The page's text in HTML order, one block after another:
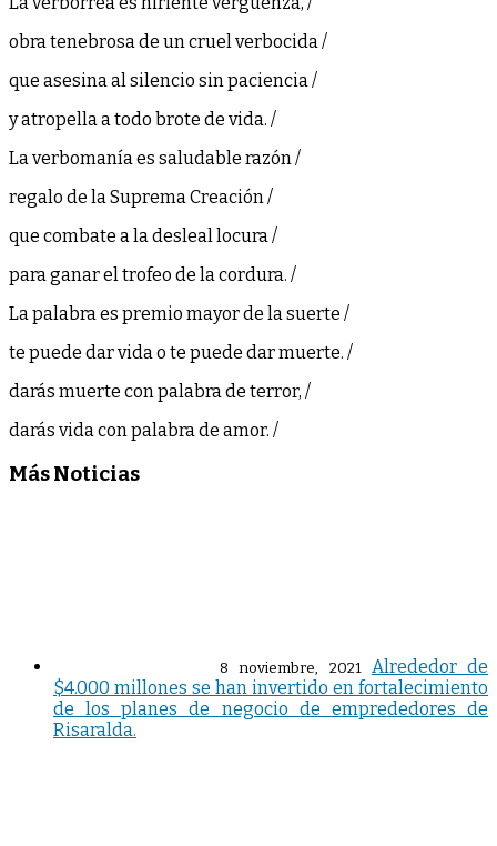
obra tenebrosa de un cruel verbocida /
que asesina al silencio sin paciencia /
y atropella a todo brote de vida. /
La verbomanía es saludable razón /
regalo de la Suprema Creación /
que combate a la desleal locura /
para ganar el trofeo de la cordura. /
La palabra es premio mayor de la suerte /
te puede dar vida o te puede dar muerte. /
darás muerte con palabra de terror, /
darás vida con palabra de amor. /
Más Noticias
8 noviembre, 2021 Alrededor de
$4.000 millones se han invertido en fortalecimiento
de los planes de negocio de emprededores de
Risaralda.